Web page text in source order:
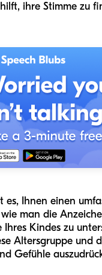
ihre Stimme zu
es, Ihnen einen
man die
Kindes zu
Altersgruppe und
Gefühle